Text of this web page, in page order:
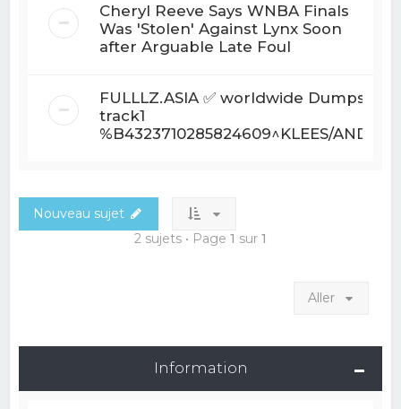
Cheryl Reeve Says WNBA Finals
Was 'Stolen' Against Lynx Soon
after Arguable Late Foul
FULLLZ.ASIA ✅ worldwide Dumps
track1
%B4323710285824609^KLEES/
Nouveau sujet
2 sujets • Page 1 sur 1
Aller
Information